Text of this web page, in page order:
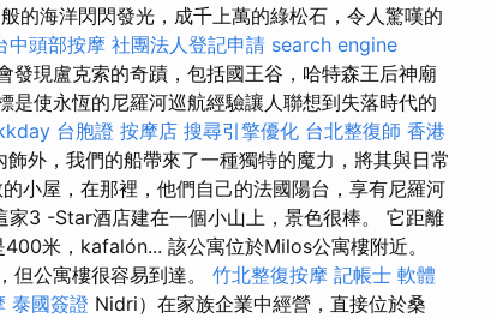
的海洋閃閃發光，成千上萬的綠松石，令人驚嘆的
中頭部按摩 社團法人登記申請 search engine
發現盧克索的奇蹟，包括國王谷，哈特森王后神廟
使永恆的尼羅河巡航經驗讓人聯想到失落時代的
台胞證 按摩店 搜尋引擎優化 台北整復師 香港
外，我們的船帶來了一種獨特的魔力，將其與日常
小屋，在那裡，他們自己的法國陽台，享有尼羅河
3 -Star酒店建在一個小山上，景色很棒。 它距離
米，kafalón... 該公寓位於Milos公寓樓附近。
但公寓樓很容易到達。 竹北整復按摩 記帳士 軟體
泰國簽證 Nidri）在家族企業中經營，直接位於桑